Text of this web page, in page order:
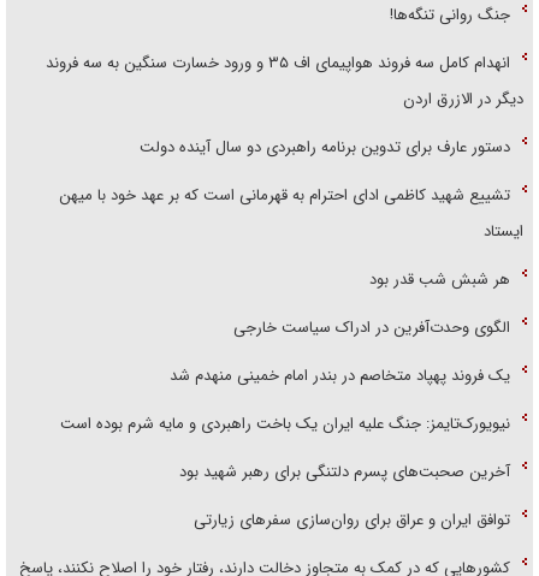
جنگ روانی تنگه‌ها!
انهدام کامل سه فروند هواپیمای اف ۳۵ و ورود خسارت سنگین به سه فروند
دیگر در الازرق اردن
دستور عارف برای تدوین برنامه راهبردی دو سال آینده دولت
تشییع شهید کاظمی ادای احترام به قهرمانی است که بر عهد خود با میهن
ایستاد
هر شبش شب قدر بود
الگوی وحدت‌آفرین در ادراک سیاست خارجی
یک فروند پهپاد متخاصم در بندر امام خمینی منهدم شد
نیویورک‌تایمز: جنگ علیه ایران یک باخت راهبردی و مایه شرم بوده است
آخرین صحبت‌های پسرم دلتنگی برای رهبر شهید بود
توافق ایران و عراق برای روان‌سازی سفر‌های زیارتی
کشور‌هایی که در کمک به متجاوز دخالت دارند، رفتار خود را اصلاح نکنند، پاسخ